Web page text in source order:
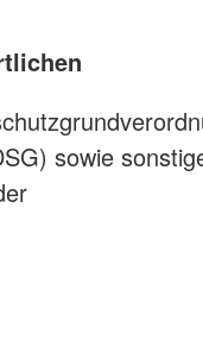
sowie